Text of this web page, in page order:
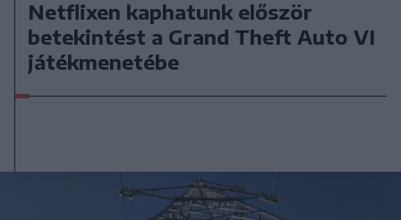
Netflixen kaphatunk először
betekintést a Grand Theft Auto VI
játékmenetébe